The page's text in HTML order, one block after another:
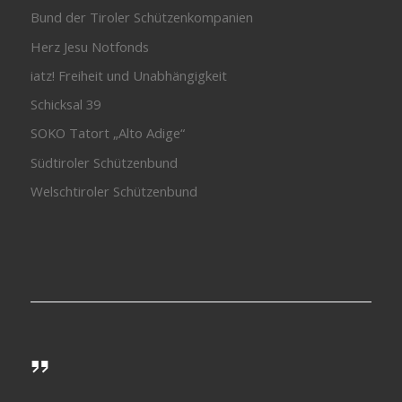
Bund der Tiroler Schützenkompanien
Herz Jesu Notfonds
iatz! Freiheit und Unabhängigkeit
Schicksal 39
SOKO Tatort „Alto Adige“
Südtiroler Schützenbund
Welschtiroler Schützenbund